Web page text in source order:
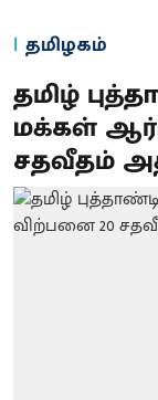
தமிழகம்
தமிழ்
மக்கள்
சதவீதம்